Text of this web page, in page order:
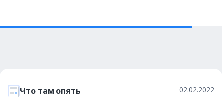
Что там опять 02.02.2022